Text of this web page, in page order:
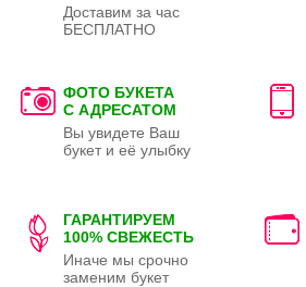
Доставим за час
БЕСПЛАТНО
ФОТО БУКЕТА
С АДРЕСАТОМ
Вы увидете Ваш
букет и её улыбку
ГАРАНТИРУЕМ
100% СВЕЖЕСТЬ
Иначе мы срочно
заменим букет